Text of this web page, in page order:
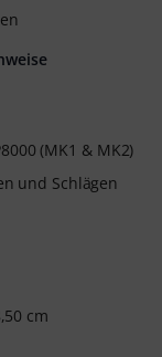
(MK1 & MK2)
und Schlägen
cm